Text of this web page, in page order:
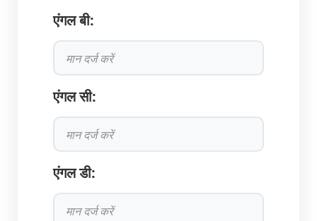
एंगल बी:
एंगल सी:
एंगल डी: